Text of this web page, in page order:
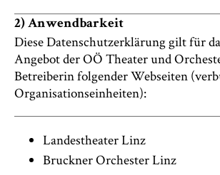
2) Anwendbarkeit
Diese Datenschutzerklärung gilt für
Angebot der OÖ Theater und
Betreiberin folgender Webseiten
Organisationseinheiten):
Landestheater Linz
Bruckner Orchester Linz